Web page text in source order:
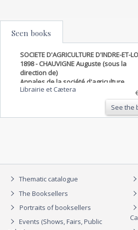
Seen books
SOCIETE D'AGRICULTURE D'INDRE-ET-
1898 - CHAUVIGNE Auguste (sous la
direction de)
Annales de la société d'agriculture,
sciences, arts et belles lettres du
département d'Indre-et-Loire. Année
Librairie et Cætera
See the
Thematic catalogue
The Booksellers
Portraits of booksellers
Events (Shows, Fairs, Public